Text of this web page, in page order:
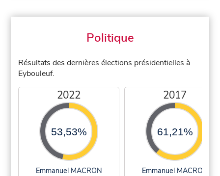
Politique
Résultats des dernières élections présidentielles à
Eybouleuf.
2022
53,53%
Emmanuel MACRON
2017
61,21%
Emmanuel MACRON